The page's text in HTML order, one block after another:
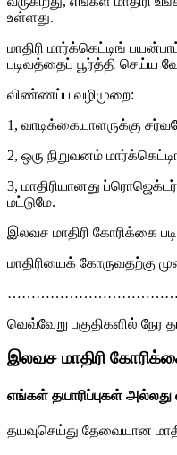
உள்ளது.
மாதிரி மார்க்கெட்டிங்
படிவத்தைப் பூர்த்தி செய்ய
விண்ணப்ப வழிமுறை:
1, வாடிக்கையாளருக்கு
2, ஒரு நிறுவனம்
3, மாதிரியானது
மட்டுமே.
இலவச மாதிரி கோரிக்கை
மாதிரியைக் கோருவதற்கு
………………………………
வெவ்வேறு பகுதிகளில்
இலவச மாதிரி
எங்கள் தயாரிப்புகள்
தயவுசெய்து தேவையான